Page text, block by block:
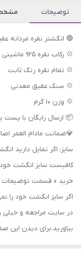
توضیحات
🔴 انگشتر نقره مردانه
💠 رکاب نقره 925 ماشینی
💠 تمام نقره رنگ ثابت
💠 سنگ عقیق معدنی
💠 وزن 10 گرم
📦 ارسال رایگان با پست
💎ضمانت مادام العمر
سایز: اگر تمایل دارید
کافیست سایز انگشت
خرید » قسمت توضیحات
اگر سایز انگشت خود را
در سایت مراجعه و خیلی
بیاورید.برای دیدن این